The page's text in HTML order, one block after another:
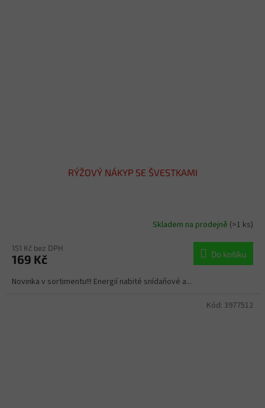
RÝŽOVÝ NÁKYP SE ŠVESTKAMI
Skladem na prodejně (>1 ks)
151 Kč bez DPH
169 Kč Do košíku
Novinka v sortimentu!!! Energií nabité snídaňové a...
Kód: 3977512